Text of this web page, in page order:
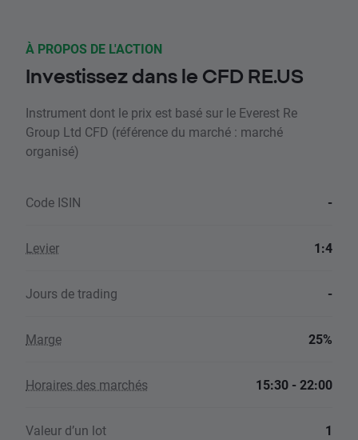
À PROPOS DE L'ACTION
Investissez dans le CFD RE.US
Instrument dont le prix est basé sur le Everest Re
Group Ltd CFD (référence du marché : marché
organisé)
Code ISIN -
Levier 1:4
Jours de trading -
Marge 25%
Horaires des marchés 15:30 - 22:00
Valeur d’un lot 1